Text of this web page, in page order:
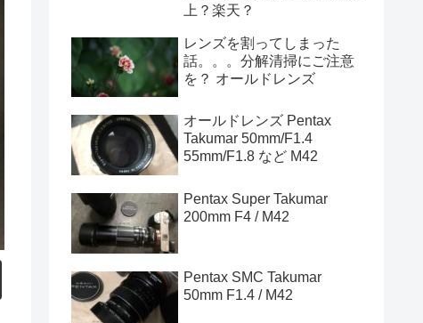
上？楽天？
レンズを割ってしまった
話。。。分解清掃にご注意
を？ オールドレンズ
オールドレンズ Pentax
Takumar 50mm/F1.4
55mm/F1.8 など M42
Pentax Super Takumar
200mm F4 / M42
Pentax SMC Takumar
50mm F1.4 / M42